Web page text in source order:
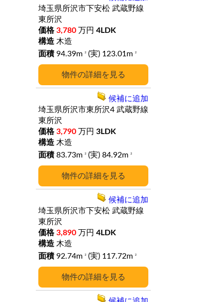
詳細
埼玉県所沢市下安松 武蔵野線
東所沢
3,780 万円 4LDK
木造
94.39m
2 (実) 123.01m 2
詳細
埼玉県所沢市東所沢4 武蔵野線
東所沢
3,790 万円 3LDK
木造
83.73m
2 (実) 84.92m 2
候補に追加
詳細
埼玉県所沢市下安松 武蔵野線
東所沢
3,890 万円 4LDK
木造
92.74m
2 (実) 117.72m 2
候補に追加